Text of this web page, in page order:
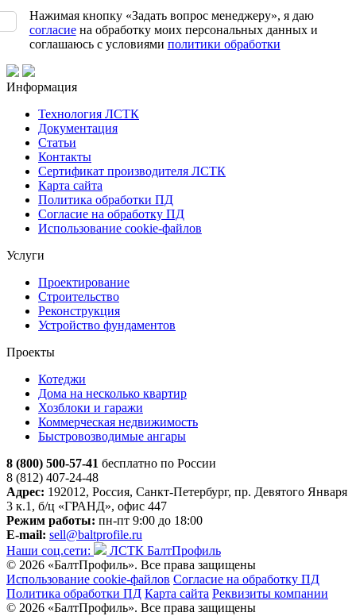
Нажимая кнопку «Задать вопрос менеджеру», я даю
согласиена обработку моих персональных данных и
соглашаюсь с условиями политики обработки
Информация
Технология ЛСТК
Документация
Статьи
Контакты
Сертификат производителя ЛСТК
Карта сайта
Политика обработки ПД
Согласие на обработку ПД
Использование cookie-файлов
Услуги
Проектирование
Строительство
Реконструкция
Устройство фундаментов
Проекты
Котеджи
Дома на несколько квартир
Хозблоки и гаражи
Коммерческая недвижимость
Быстровозводимые ангары
8 (800) 500-57-41 бесплатно по России
8 (812) 407-24-48
Адрес: 192012, Россия, Санкт-Петербург, пр. Девятого Января
3 к.1, б/ц «ГРАНД», офис 447
Режим работы: пн-пт 9:00 до 18:00
E-mail: sell@baltprofile.ru
Наши соц.сети:
ЛСТК БалтПрофиль
© 2026 «БалтПрофиль». Все права защищены
Использование cookie-файлов Согласие на обработку ПД
Политика обработки ПД Карта сайта Реквизиты компании
© 2026 «БалтПрофиль». Все права защищены